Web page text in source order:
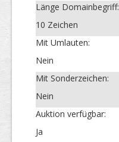
Länge Domainbegriff:
10 Zeichen
Mit Umlauten:
Nein
Mit Sonderzeichen:
Nein
Auktion verfügbar:
Ja